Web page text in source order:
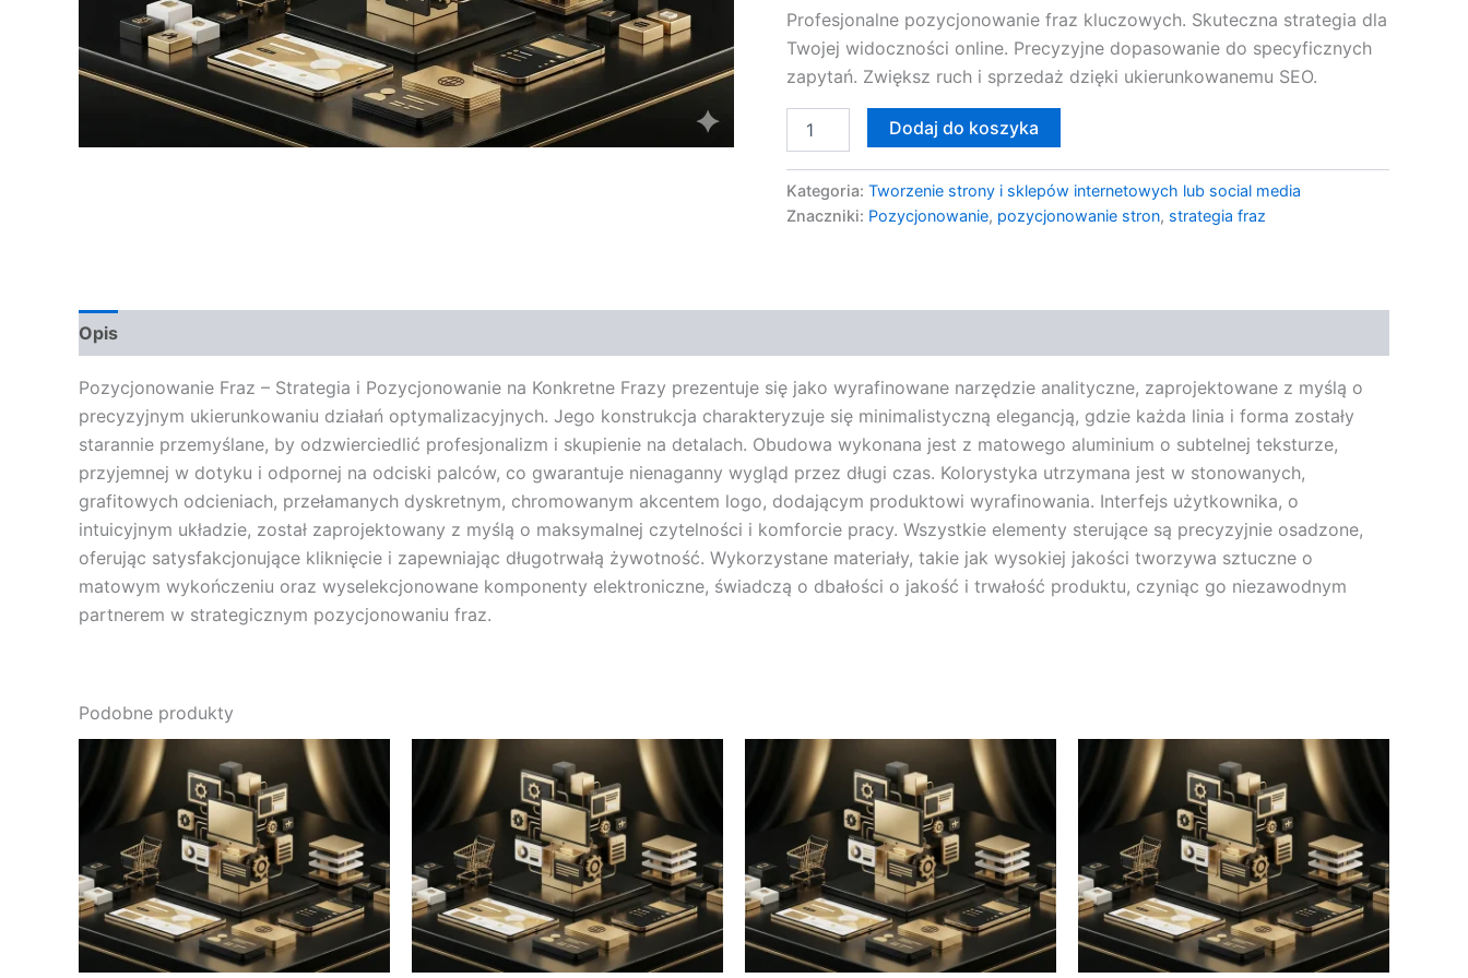
Profesjonalne pozycjonowanie fraz kluczowych. Skuteczna strategia dla
Twojej widoczności online. Precyzyjne dopasowanie do specyficznych
zapytań. Zwiększ ruch i sprzedaż dzięki ukierunkowanemu SEO.
Dodaj do koszyka
Kategoria: Tworzenie strony i sklepów internetowych lub social media
Znaczniki: Pozycjonowanie, pozycjonowanie stron, strategia fraz
Opis
Pozycjonowanie Fraz – Strategia i Pozycjonowanie na Konkretne Frazy prezentuje się jako wyrafinowane narzędzie analityczne, zaprojektowane z myślą o
precyzyjnym ukierunkowaniu działań optymalizacyjnych. Jego konstrukcja charakteryzuje się minimalistyczną elegancją, gdzie każda linia i forma zostały
starannie przemyślane, by odzwierciedlić profesjonalizm i skupienie na detalach. Obudowa wykonana jest z matowego aluminium o subtelnej teksturze,
przyjemnej w dotyku i odpornej na odciski palców, co gwarantuje nienaganny wygląd przez długi czas. Kolorystyka utrzymana jest w stonowanych,
grafitowych odcieniach, przełamanych dyskretnym, chromowanym akcentem logo, dodającym produktowi wyrafinowania. Interfejs użytkownika, o
intuicyjnym układzie, został zaprojektowany z myślą o maksymalnej czytelności i komforcie pracy. Wszystkie elementy sterujące są precyzyjnie osadzone,
oferując satysfakcjonujące kliknięcie i zapewniając długotrwałą żywotność. Wykorzystane materiały, takie jak wysokiej jakości tworzywa sztuczne o
matowym wykończeniu oraz wyselekcjonowane komponenty elektroniczne, świadczą o dbałości o jakość i trwałość produktu, czyniąc go niezawodnym
partnerem w strategicznym pozycjonowaniu fraz.
Podobne produkty